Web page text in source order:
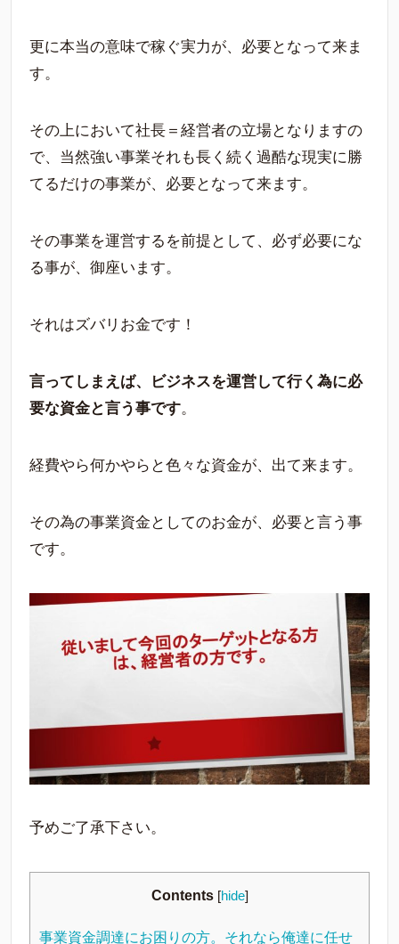
更に本当の意味で稼ぐ実力が、必要となって来ま
す。
その上において社長＝経営者の立場となりますの
で、当然強い事業それも長く続く過酷な現実に勝
てるだけの事業が、必要となって来ます。
その事業を運営するを前提として、必ず必要にな
る事が、御座います。
それはズバリお金です！
言ってしまえば、ビジネスを運営して行く為に必
要な資金と言う事です。
経費やら何かやらと色々な資金が、出て来ます。
その為の事業資金としてのお金が、必要と言う事
です。
予めご了承下さい。
Contents [hide]
事業資金調達にお困りの方。それなら俺達に任せ